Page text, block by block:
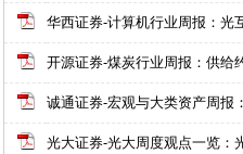
华西证券-计算机行业周报：光
开源证券-煤炭行业周报：供给
诚通证券-宏观与大类资产周报
光大证券-光大周度观点一览：